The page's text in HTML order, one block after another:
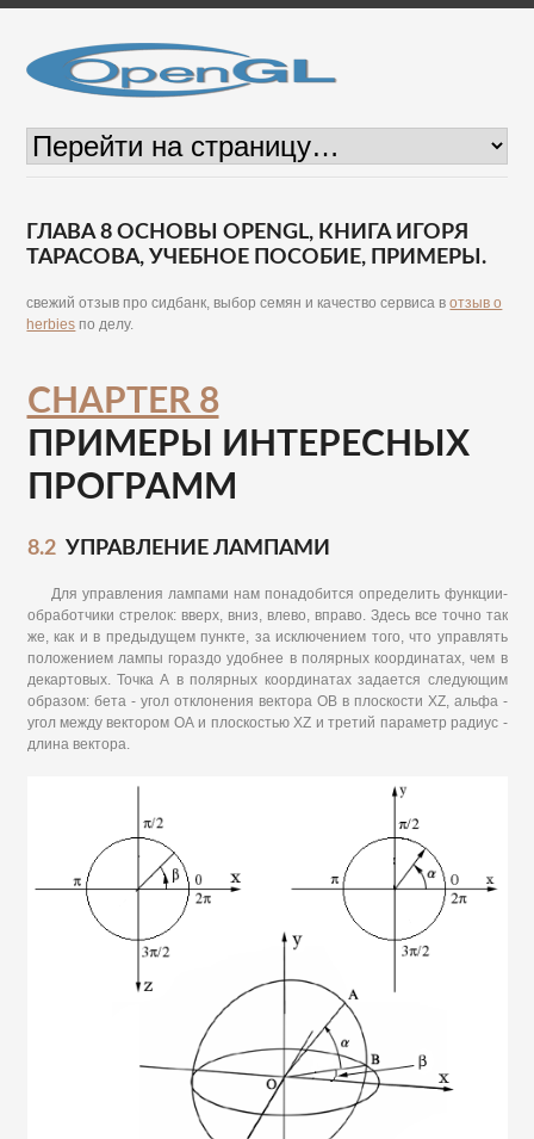
ГЛАВА 8 ОСНОВЫ OPENGL, КНИГА ИГОРЯ
ТАРАСОВА, УЧЕБНОЕ ПОСОБИЕ, ПРИМЕРЫ.
свежий отзыв про сидбанк, выбор семян и качество сервиса вотзыв о
herbies по делу.
CHAPTER 8
ПРИМЕРЫ ИНТЕРЕСНЫХ
ПРОГРАММ
8.2УПРАВЛЕНИЕ ЛАМПАМИ
Для управления лампами нам понадобится определить функции-
обработчики стрелок: вверх, вниз, влево, вправо. Здесь все точно так
же, как и в предыдущем пункте, за исключением того, что управлять
положением лампы гораздо удобнее в полярных координатах, чем в
декартовых. Точка А в полярных координатах задается следующим
образом: бета - угол отклонения вектора ОВ в плоскости XZ, альфа -
угол между вектором ОА и плоскостью XZ и третий параметр радиус -
длина вектора.